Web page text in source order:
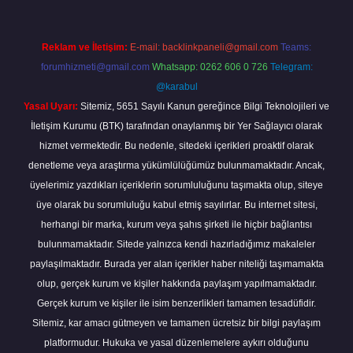
Reklam ve İletişim: E-mail: backlinkpaneli@gmail.com Teams:
forumhizmeti@gmail.com Whatsapp: 0262 606 0 726 Telegram:
@karabul
Yasal Uyarı: Sitemiz, 5651 Sayılı Kanun gereğince Bilgi Teknolojileri ve
İletişim Kurumu (BTK) tarafından onaylanmış bir Yer Sağlayıcı olarak
hizmet vermektedir. Bu nedenle, sitedeki içerikleri proaktif olarak
denetleme veya araştırma yükümlülüğümüz bulunmamaktadır. Ancak,
üyelerimiz yazdıkları içeriklerin sorumluluğunu taşımakta olup, siteye
üye olarak bu sorumluluğu kabul etmiş sayılırlar. Bu internet sitesi,
herhangi bir marka, kurum veya şahıs şirketi ile hiçbir bağlantısı
bulunmamaktadır. Sitede yalnızca kendi hazırladığımız makaleler
paylaşılmaktadır. Burada yer alan içerikler haber niteliği taşımamakta
olup, gerçek kurum ve kişiler hakkında paylaşım yapılmamaktadır.
Gerçek kurum ve kişiler ile isim benzerlikleri tamamen tesadüfidir.
Sitemiz, kar amacı gütmeyen ve tamamen ücretsiz bir bilgi paylaşım
platformudur. Hukuka ve yasal düzenlemelere aykırı olduğunu